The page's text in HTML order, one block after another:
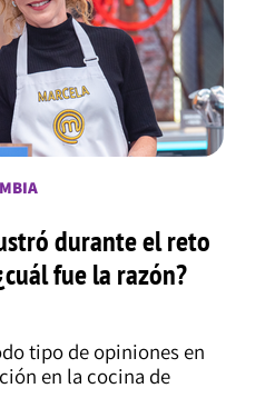
durante el reto
fue la razón?
tipo de opiniones en
en la cocina de